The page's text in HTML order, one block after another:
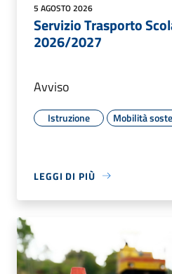
5 AGOSTO 2026
Servizio Trasporto
2026/2027
Avviso
Istruzione Mobilità
LEGGI DI PIÙ